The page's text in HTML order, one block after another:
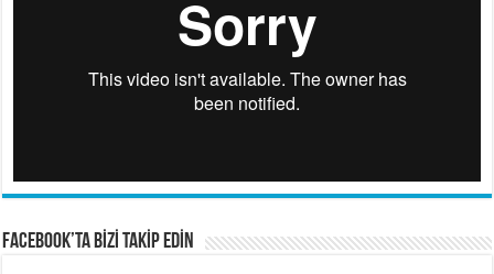
FACEBOOK’TA BİZİ TAKİP EDİN